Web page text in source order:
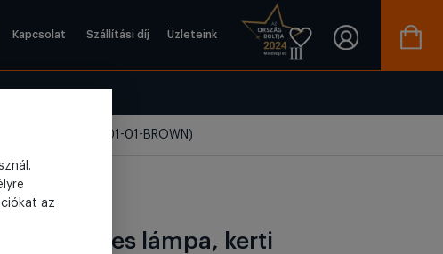
Kapcsolat Szállítási díj Üzleteink
(VLUX-D-001-01-BROWN)
lámpa
napelemes lámpa, kerti
az